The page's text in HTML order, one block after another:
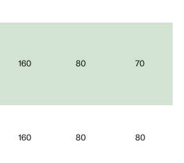
160 80 70
160 80 80